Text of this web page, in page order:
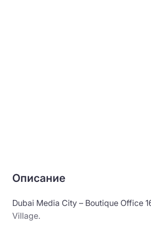
Описание
Dubai Media City – Boutique Office
Village.